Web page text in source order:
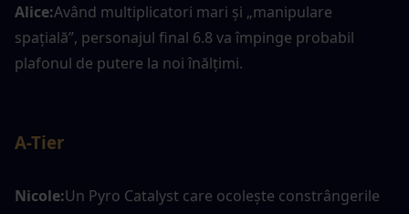
Alice:Având multiplicatori mari și „manipulare
spațială”, personajul final 6.8 va împinge probabil
plafonul de putere la noi înălțimi.
A-Tier
Nicole:Un Pyro Catalyst care ocolește constrângerile